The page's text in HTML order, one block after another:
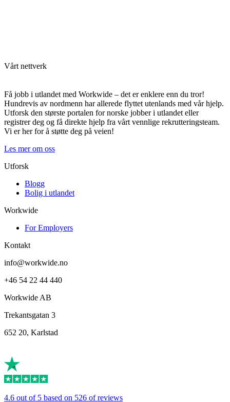
Vårt nettverk
Få jobb i utlandet med Workwide – det er enklere enn du tror!
Hundrevis av nordmenn har allerede flyttet utenlands med vår hjelp.
Utforsk den største portalen for norske jobber i utlandet eller
registrer deg og få direkte hjelp fra vårt vennlige rekrutteringsteam.
Vi er her for å støtte deg på veien!
Les mer om oss
Utforsk
Blogg
Bolig i utlandet
Workwide
For Employers
Kontakt
info@workwide.no
+46 54 22 44 440
Workwide AB
Trekantsgatan 3
652 20, Karlstad
4.6 out of 5 based on 526 of reviews